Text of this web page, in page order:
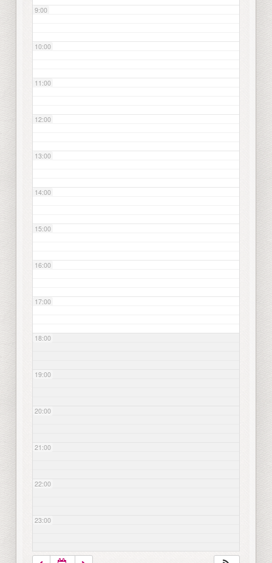
9:00
10:00
11:00
12:00
13:00
14:00
15:00
16:00
17:00
18:00
19:00
20:00
21:00
22:00
23:00